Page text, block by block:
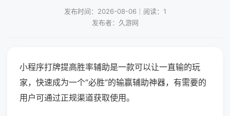
发布时间：2026-08-06｜阅读：1
发布者：久游网
小程序打牌提高胜率辅助是一款可以让一直输的玩
家，快速成为一个“必胜”的输赢辅助神器，有需要的
用户可通过正规渠道获取使用。